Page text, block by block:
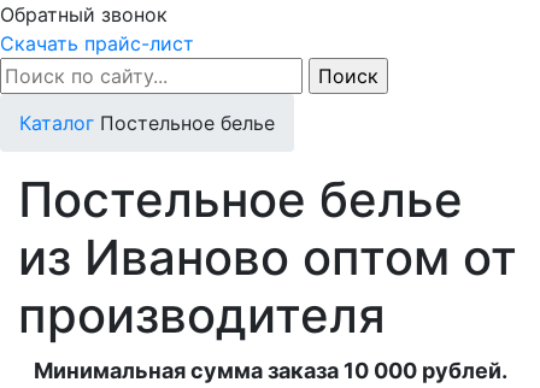
Обратный звонок
Скачать прайс-лист
Каталог Постельное белье
Постельное белье
из Иваново оптом от
производителя
Минимальная сумма заказа 10 000 рублей.